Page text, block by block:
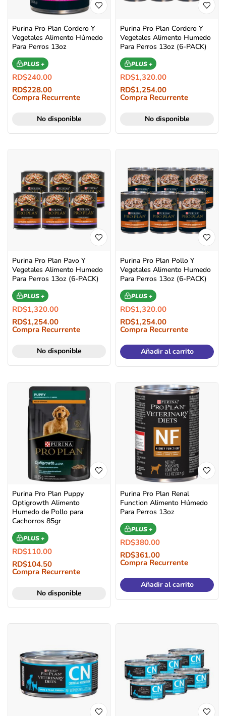
Purina Pro Plan Cordero Y
Vegetales Alimento Húmedo
Para Perros 13oz
PLUS +
RD$240.00
RD$228.00
Compra Recurrente
No disponible
Purina Pro Plan Cordero Y
Vegetales Alimento Humedo
Para Perros 13oz (6-PACK)
PLUS +
RD$1,320.00
RD$1,254.00
Compra Recurrente
No disponible
Purina Pro Plan Pavo Y
Vegetales Alimento Humedo
Para Perros 13oz (6-PACK)
PLUS +
RD$1,320.00
RD$1,254.00
Compra Recurrente
No disponible
Purina Pro Plan Pollo Y
Vegetales Alimento Humedo
Para Perros 13oz (6-PACK)
PLUS +
RD$1,320.00
RD$1,254.00
Compra Recurrente
Añadir al carrito
Purina Pro Plan Puppy
Optigrowth Alimento
Humedo de Pollo para
Cachorros 85gr
PLUS +
RD$110.00
RD$104.50
Compra Recurrente
No disponible
Purina Pro Plan Renal
Function Alimento Húmedo
Para Perros 13oz
PLUS +
RD$380.00
RD$361.00
Compra Recurrente
Añadir al carrito